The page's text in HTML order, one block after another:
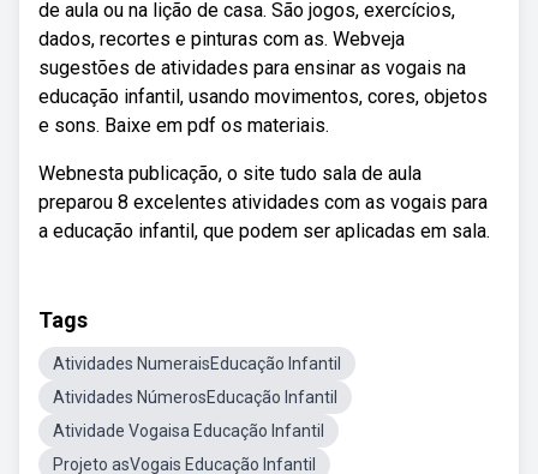
de aula ou na lição de casa. São jogos, exercícios,
dados, recortes e pinturas com as. Webveja
sugestões de atividades para ensinar as vogais na
educação infantil, usando movimentos, cores, objetos
e sons. Baixe em pdf os materiais.
Webnesta publicação, o site tudo sala de aula
preparou 8 excelentes atividades com as vogais para
a educação infantil, que podem ser aplicadas em sala.
Tags
Atividades NumeraisEducação Infantil
Atividades NúmerosEducação Infantil
Atividade Vogaisa Educação Infantil
Projeto asVogais Educação Infantil